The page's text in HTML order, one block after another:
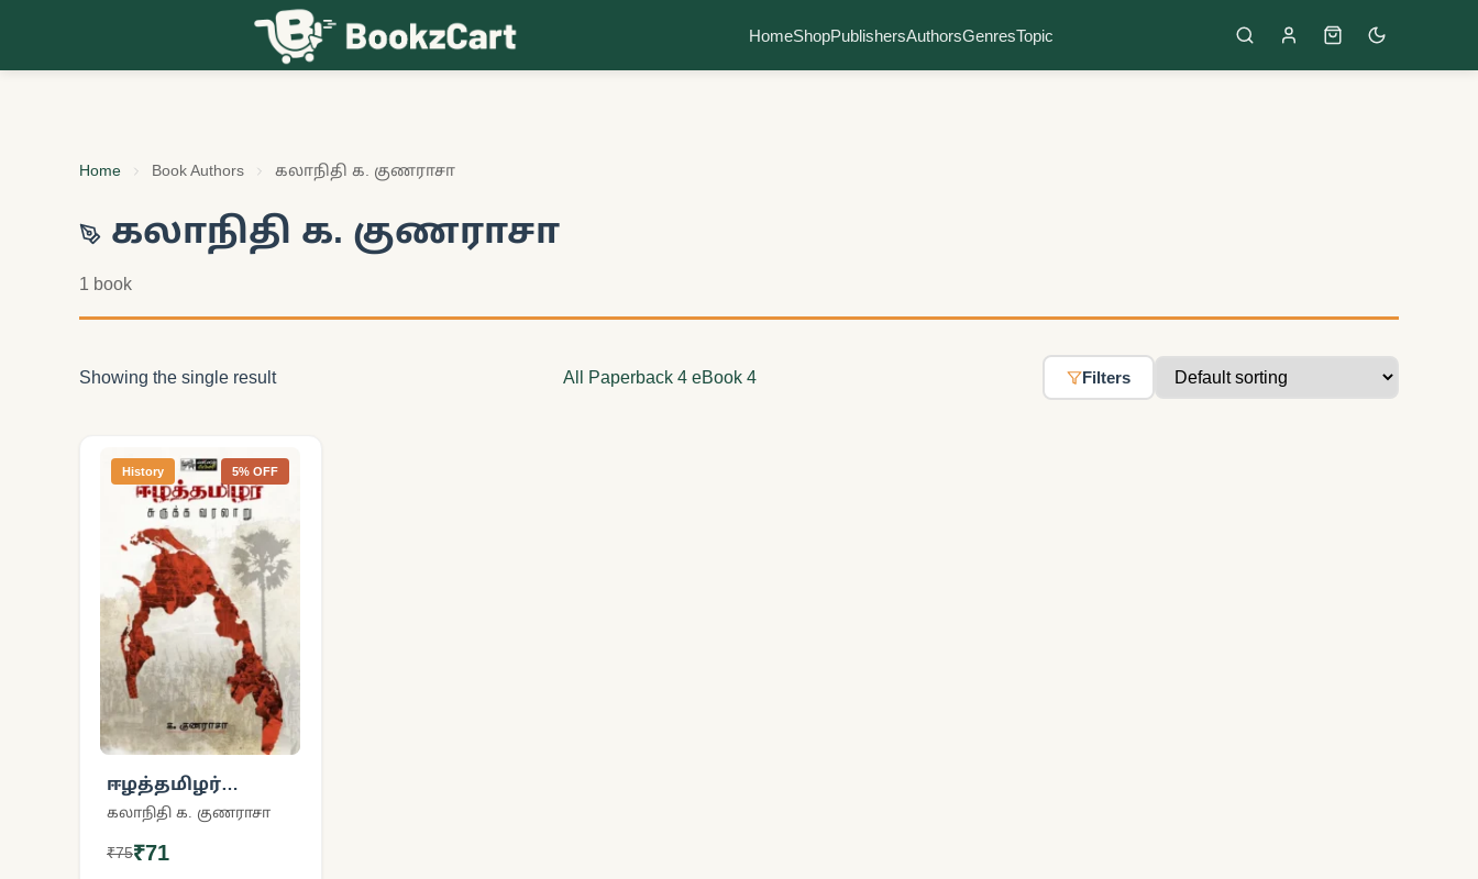
HomeShopPublishersAuthorsGenresTopic
Home Book Authors கலாநிதி க. குணராசா
கலாநிதி க. குணராசா
1 book
Showing the single result All Paperback 4 eBook 4 Filters
History 5% OFF
ஈழத்தமிழர்
சுருக்க வரலாறு
கலாநிதி க. குணராசா
₹75₹71